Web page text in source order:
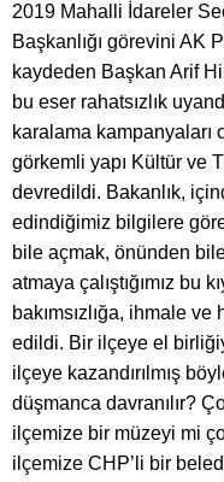
2019 Mahalli İdareler
Başkanlığı görevini AK
kaydeden Başkan Arif
bu eser rahatsızlık
karalama kampanyaları
görkemli yapı Kültür ve
devredildi. Bakanlık,
edindiğimiz bilgilere
bile açmak, önünden
atmaya çalıştığımız bu
bakımsızlığa, ihmale
edildi. Bir ilçeye el
ilçeye kazandırılmış
düşmanca davranılır?
ilçemize bir müzeyi mi
ilçemize CHP’li bir